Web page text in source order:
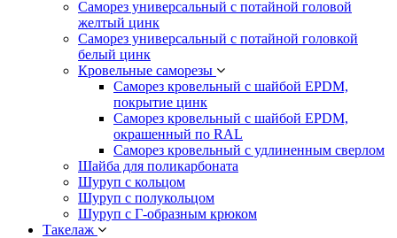
Саморез универсальный с потайной головой
желтый цинк
Саморез универсальный с потайной головкой
белый цинк
Кровельные саморезы
Саморез кровельный с шайбой EPDM,
покрытие цинк
Саморез кровельный с шайбой EPDM,
окрашенный по RAL
Саморез кровельный с удлиненным сверлом
Шайба для поликарбоната
Шуруп с кольцом
Шуруп с полукольцом
Шуруп с Г-образным крюком
Такелаж